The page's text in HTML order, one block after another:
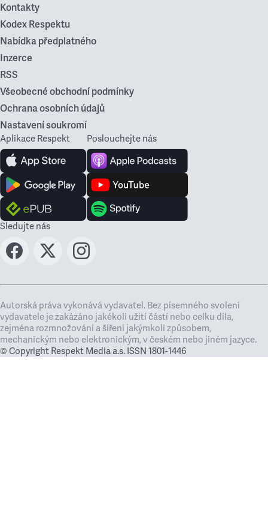
Kontakty
Kodex Respektu
Nabídka předplatného
Inzerce
RSS
Všeobecné obchodní podmínky
Ochrana osobních údajů
Nastavení soukromí
Aplikace Respekt Poslouchejte nás
Sledujte nás
Autorská práva vykonává vydavatel. Bez písemného svolení
vydavatele je zakázáno jakékoli užití částí nebo celku díla,
zejména rozmnožování a šíření jakýmkoli způsobem,
mechanickým nebo elektronickým, v českém nebo jiném jazyce.
© Copyright Respekt Media a.s. ISSN 1801-1446